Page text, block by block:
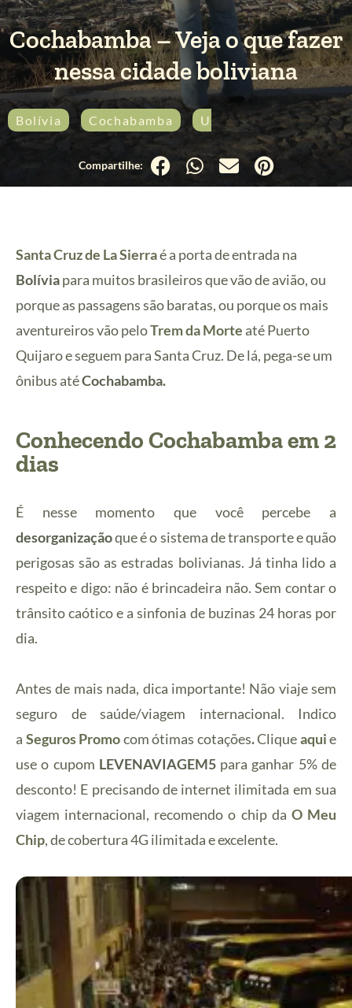
Cochabamba – Veja o que fazer
nessa cidade boliviana
Bolívia Cochabamba Urbana
Santa Cruz de La Sierraé a porta de entrada na
Bolíviapara muitos brasileiros que vão de avião, ou
porque as passagens são baratas, ou porque os mais
aventureiros vão peloTrem da Morte até Puerto
Quijaro e seguem para Santa Cruz. De lá, pega-se um
ônibus atéCochabamba.
Conhecendo Cochabamba em 2
dias
É nessemomento que você percebe a
desorganizaçãoque é o sistema de transporte e quão
perigosas são as estradas bolivianas. Já tinha lido a
respeito e digo: não é brincadeira não. Sem contar o
trânsito caótico e a sinfonia de buzinas 24 horas por
dia.
Antes de mais nada, dica importante! Não viaje sem
seguro de saúde/viagem internacional. Indico
a Seguros Promocom ótimas cotações.Cliqueaquie
use o cupom LEVENAVIAGEM5 para ganhar 5% de
desconto! E precisando de internet ilimitada em sua
viagem internacional, recomendo o chip da O Meu
Chip, de cobertura 4G ilimitada e excelente.